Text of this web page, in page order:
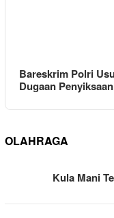
Bareskrim Polri
Dugaan
OLAHRAGA
Kula Mani